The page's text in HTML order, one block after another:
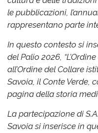
le pubblicazioni,
rappresentano parte
In questo contesto si
del Palio 2026,
all’Ordine del Collare
Savoia, il Conte Verde,
pagina della storia
La partecipazione di
Savoia si inserisce in